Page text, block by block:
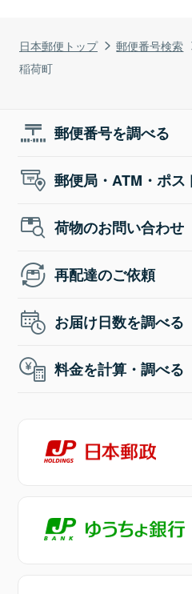
日本郵便トップ 郵便番号検索
稲荷町
郵便番号を調べる
郵便局・ATM・ポス
荷物のお問い合わせ
再配達のご依頼
お届け日数を調べる
料金を計算・調べる